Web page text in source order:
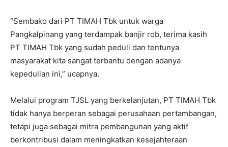
“Sembako dari PT TIMAH Tbk untuk warga
Pangkalpinang yang terdampak banjir rob, terima kasih
PT TIMAH Tbk yang sudah peduli dan tentunya
masyarakat kita sangat terbantu dengan adanya
kepedulian ini,” ucapnya.
Melalui program TJSL yang berkelanjutan, PT TIMAH Tbk
tidak hanya berperan sebagai perusahaan pertambangan,
tetapi juga sebagai mitra pembangunan yang aktif
berkontribusi dalam meningkatkan kesejahteraan